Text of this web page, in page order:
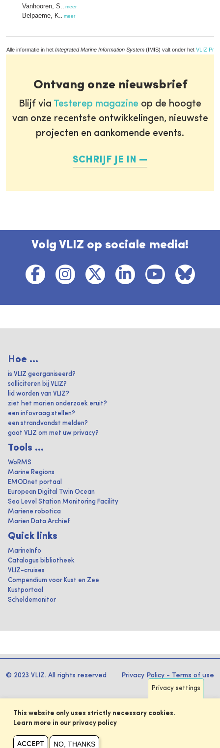
Vanhooren, S. meer
Belpaeme, K. meer
Alle informatie in het Integrated Marine Information System (IMIS) valt onder het VLIZ
Ontvang onze nieuwsbrief
Blijf via Testerep magazine op de hoogte
van onze recentste ontwikkelingen, nieuwste
projecten en aankomende events.
SCHRIJF JE IN
Volg VLIZ op sociale media!
Hoe ...
is VLIZ georganiseerd?
solliciteren bij VLIZ?
lid worden van VLIZ?
ziet het marien onderzoek eruit?
een infovraag stellen?
een strandvondst melden?
gaat VLIZ om met uw privacy?
Tools ...
WoRMS
Marine Regions
EMODnet portaal
European Digital Twin Ocean
Sea Level Station Monitoring Facility
Mariene robotica
Marien Data Archief
Quick links
MarineInfo
Catalogus bibliotheek
VLIZ-cruises
Compendium voor Kust en Zee
Kustportaal
Scheldemonitor
© 2023 VLIZ. All rights reserved Privacy Policy - Terms of use
Privacy settings
This website only uses strictly necessary cookies.
Learn more in our privacy policy
ACCEPT NO, THANKS